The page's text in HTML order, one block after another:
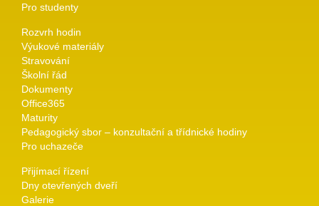
Pro studenty
Rozvrh hodin
Výukové materiály
Stravování
Školní řád
Dokumenty
Office365
Maturity
Pedagogický sbor – konzultační a třídnické hodiny
Pro uchazeče
Přijímací řízení
Dny otevřených dveří
Galerie